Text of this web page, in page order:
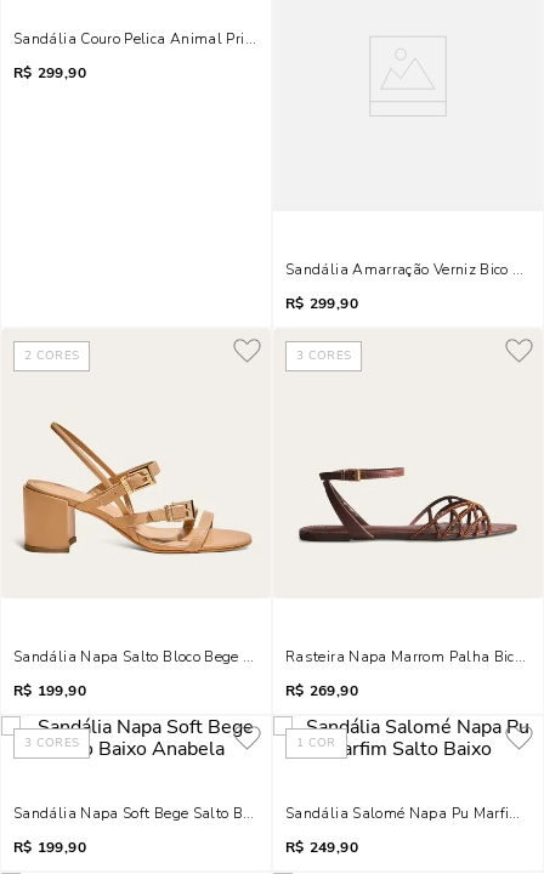
Sandália Couro Pelica Animal Print Onça Salto Baixo
R$ 299,90
Sandália Amarração Verniz Bico
R$ 299,90
2 CORES
Sandália Napa Salto Bloco Bege Tiras Fivelas
R$ 199,90
3 CORES
Rasteira Napa Marrom Palha Bico
R$ 269,90
3 CORES
Sandália Napa Soft Bege Salto Baixo Anabela
R$ 199,90
1 COR
Sandália Salomé Napa Pu Marfim
R$ 249,90